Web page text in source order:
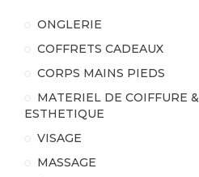
ONGLERIE
COFFRETS CADEAUX
CORPS MAINS PIEDS
MATERIEL DE COIFFURE &
ESTHETIQUE
VISAGE
MASSAGE